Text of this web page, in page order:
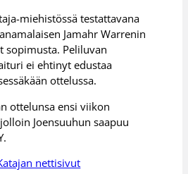
miehistössä testattavana
Jamahr Warrenin
sopimusta. Peliluvan
ei ehtinyt edustaa
ottelussa.
ottelunsa ensi viikon
Joensuuhun saapuu
nettisivut